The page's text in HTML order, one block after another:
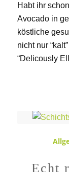
Habt ihr
Avocado in
köstliche
nicht nur
“Delicously
Echt